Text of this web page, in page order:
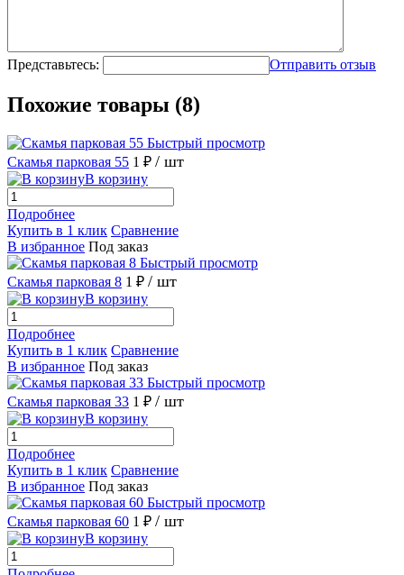
Представьтесь: Отправить отзыв
Похожие товары (8)
Быстрый просмотр
Скамья парковая 55 1 ₽ / шт
В корзину
Подробнее
Купить в 1 клик Сравнение
В избранное Под заказ
Быстрый просмотр
Скамья парковая 8 1 ₽ / шт
В корзину
Подробнее
Купить в 1 клик Сравнение
В избранное Под заказ
Быстрый просмотр
Скамья парковая 33 1 ₽ / шт
В корзину
Подробнее
Купить в 1 клик Сравнение
В избранное Под заказ
Быстрый просмотр
Скамья парковая 60 1 ₽ / шт
В корзину